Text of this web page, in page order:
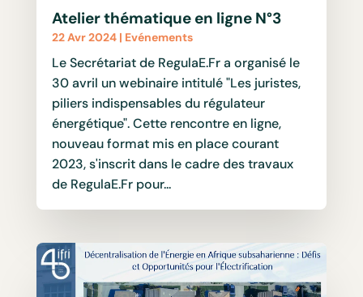
Atelier thématique en ligne N°3
22 Avr 2024| Evénements
Le Secrétariat de RegulaE.Fr a organisé le
30 avril un webinaire intitulé "Les juristes,
piliers indispensables du régulateur
énergétique". Cette rencontre en ligne,
nouveau format mis en place courant
2023, s'inscrit dans le cadre des travaux
de RegulaE.Fr pour...